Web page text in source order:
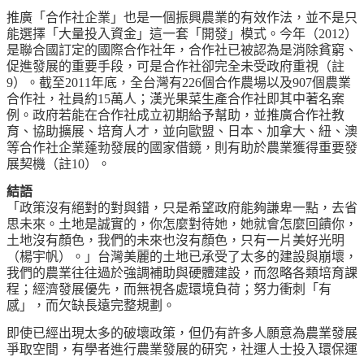
推廣「合作社企業」也是一個振興農業的有效作法，並不是只
能選擇「大量投入資金」這一套「開發」模式。今年（2012）
是聯合國訂定的國際合作社年，合作社已被認為是消除貧窮、
促進發展的重要手段，可是合作社卻完全未受政府重視（註
9）。截至2011年底，全台灣有226個合作農場以及907個農業
合作社，社員約15萬人；漢光果菜生產合作社即其中著名案
例。政府若能在合作社成立初期給予幫助，並推廣合作社教
育、協助擴展、培育人才，並向歐盟、日本、加拿大、紐、澳
等合作社企業蓬勃發展的國家借鏡，則有助於農業獲得重要發
展契機（註10）。
結語
「政策沒有絕對的對與錯，只是希望政府能夠謙卑一點，去省
思未來。土地是誠實的，你怎麼對待她，她就會怎麼回饋你，
土地沒有顏色，我們的未來也沒有顏色，只有一片美好光明
（楊宇帆）。」台灣美麗的土地已承受了太多的建設與崩壞，
我們的農業往往過於強調補助與硬體建設，而忽略各類培育課
程；經濟發展優先，而無視各處環境負荷；努力衝刺「有
感」，而欠缺長遠完整規劃。
即使已經出現太多的破壞政策，但仍有許多人願意為農業發展
爭取空間，有學者進行農業發展的研究，社運人士投入環保運